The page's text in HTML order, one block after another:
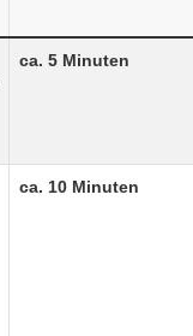
ca. 5 Minuten
ca. 10 Minuten